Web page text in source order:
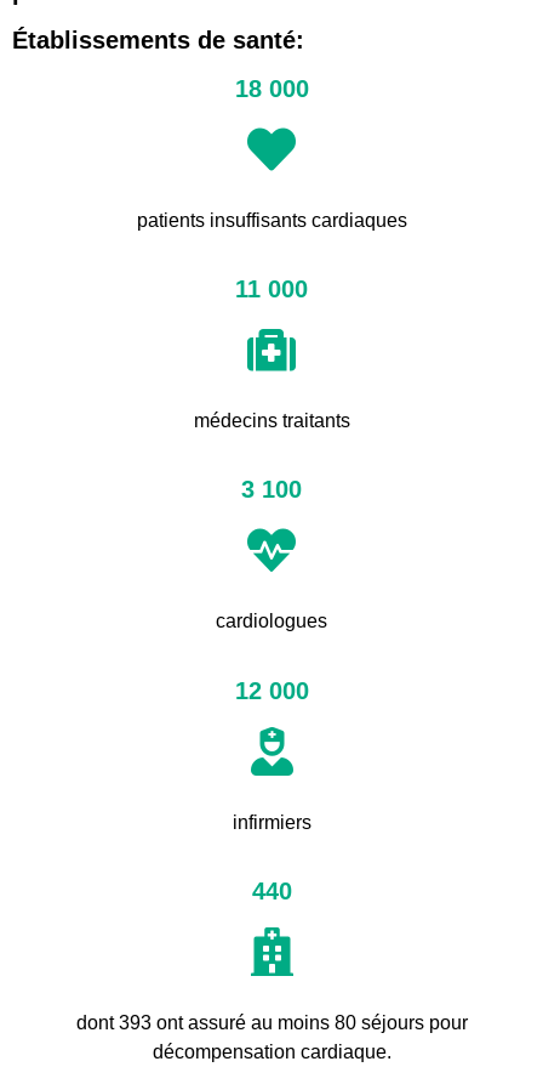
Établissements de santé:
18 000
patients insuffisants cardiaques
11 000
médecins traitants
3 100
cardiologues
12 000
infirmiers
440
dont 393 ont assuré au moins 80 séjours pour
décompensation cardiaque.